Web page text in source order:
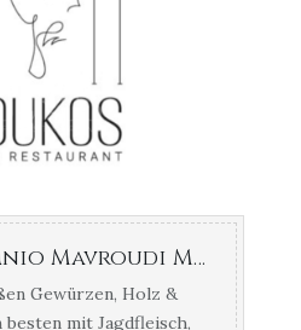
Avaton Limnio Mavroudi Mavrotragano Gerovasileiou Thessaloniki
Gewürzen, Holz &
besten mit Jagdfleisch,